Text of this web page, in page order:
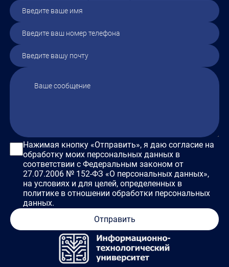
Нажимая кнопку «Отправить», я даю согласие на
обработку моих персональных данных в
соответствии с Федеральным законом от
27.07.2006 № 152-ФЗ «О персональных данных»,
на условиях и для целей, определенных в
политике в отношении обработки персональных
данных.
Отправить